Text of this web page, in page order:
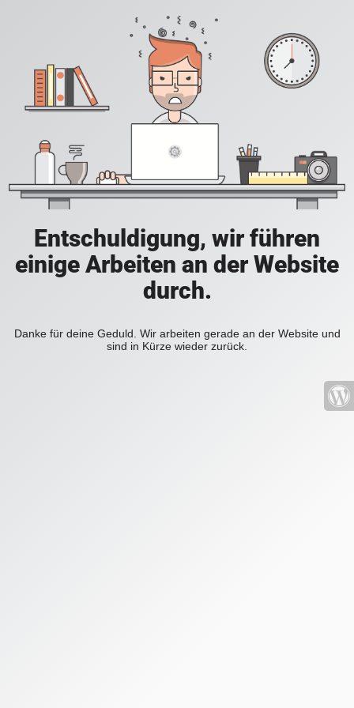
Entschuldigung, wir führen
einige Arbeiten an der Website
durch.
Danke für deine Geduld. Wir arbeiten gerade an der Website und
sind in Kürze wieder zurück.